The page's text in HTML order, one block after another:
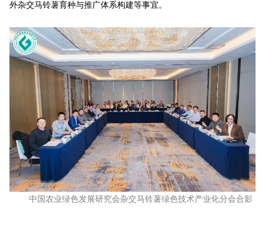
外杂交马铃薯育种与推广体系构建等事宜。
中国农业绿色发展研究会杂交马铃薯绿色技术产业化分会合影